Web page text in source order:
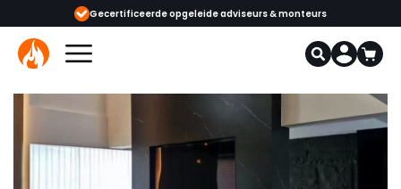
Gecertificeerde opgeleide adviseurs & monteurs